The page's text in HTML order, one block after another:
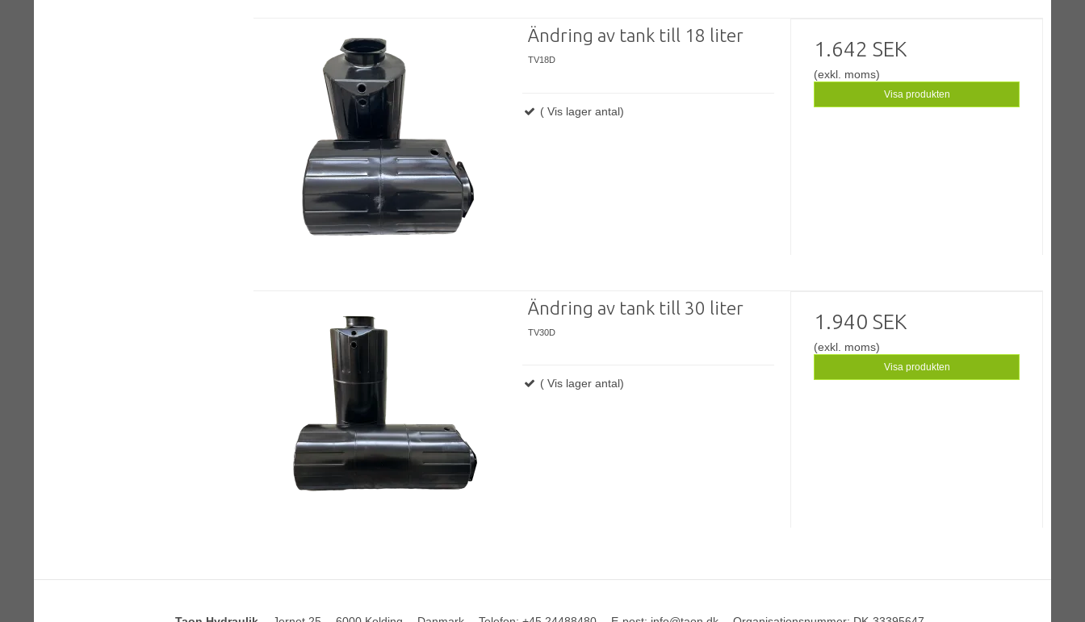
Ändring av tank till 18 liter
TV18D
( Vis lager antal)
1.642 SEK
(exkl. moms)
Visa produkten
Ändring av tank till 30 liter
TV30D
( Vis lager antal)
1.940 SEK
(exkl. moms)
Visa produkten